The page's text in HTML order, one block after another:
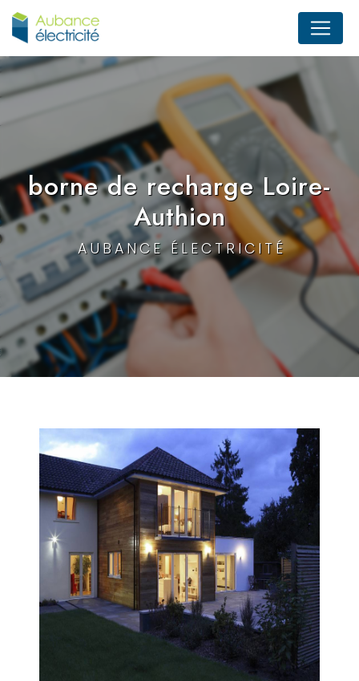
borne de recharge Loire-
Authion
AUBANCE ÉLECTRICITÉ
Panneau de gestion des cookies